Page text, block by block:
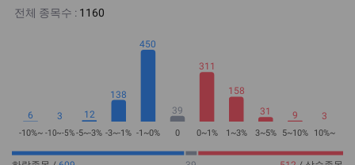
전체 종목수 : 1160